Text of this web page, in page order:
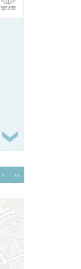
› ››